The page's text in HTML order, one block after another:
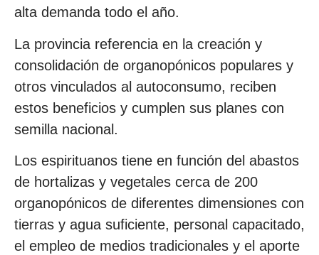
alta demanda todo el año.
La provincia referencia en la creación y
consolidación de organopónicos populares y
otros vinculados al autoconsumo, reciben
estos beneficios y cumplen sus planes con
semilla nacional.
Los espirituanos tiene en función del abastos
de hortalizas y vegetales cerca de 200
organopónicos de diferentes dimensiones con
tierras y agua suficiente, personal capacitado,
el empleo de medios tradicionales y el aporte